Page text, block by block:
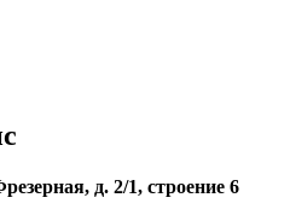
д. 2/1, строение 6